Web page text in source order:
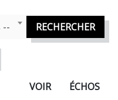
-- RECHERCHER
VOIR ÉCHOS